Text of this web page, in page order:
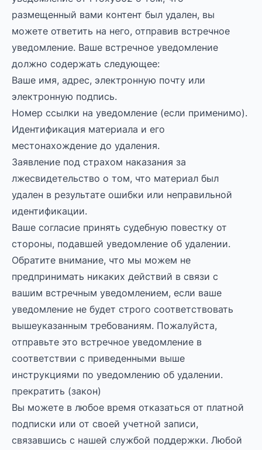
размещенный вами контент был удален, вы
можете ответить на него, отправив встречное
уведомление. Ваше встречное уведомление
должно содержать следующее:
Ваше имя, адрес, электронную почту или
электронную подпись.
Номер ссылки на уведомление (если применимо).
Идентификация материала и его
местонахождение до удаления.
Заявление под страхом наказания за
лжесвидетельство о том, что материал был
удален в результате ошибки или неправильной
идентификации.
Ваше согласие принять судебную повестку от
стороны, подавшей уведомление об удалении.
Обратите внимание, что мы можем не
предпринимать никаких действий в связи с
вашим встречным уведомлением, если ваше
уведомление не будет строго соответствовать
вышеуказанным требованиям. Пожалуйста,
отправьте это встречное уведомление в
соответствии с приведенными выше
инструкциями по уведомлению об удалении.
прекратить (закон)
Вы можете в любое время отказаться от платной
подписки или от своей учетной записи,
связавшись с нашей службой поддержки. Любой